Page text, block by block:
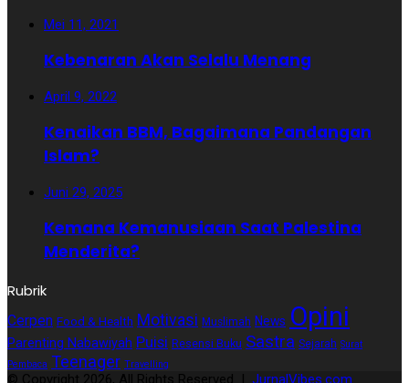
Mei 11, 2021
Kebenaran Akan Selalu Menang
April 9, 2022
Kenaikan BBM, Bagaimana Pandangan
Islam?
Juni 29, 2025
Kemana Kemanusiaan Saat Palestina
Menderita?
Rubrik
Cerpen Food & Health Motivasi Muslimah News Opini
Parenting Nabawiyah Puisi Resensi Buku Sastra Sejarah Surat
Pembaca Teenager Travelling
© Copyright 2026, All Rights Reserved | JurnalVibes.com